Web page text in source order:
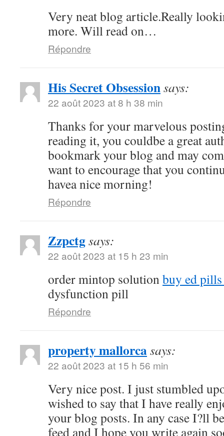
Very neat blog article.Really
more. Will read on…
Répondre
His Secret Obsessionsays:
22 août 2023 at 8 h 38 min
Thanks for your marvelous
reading it, you couldbe a great
bookmark your blog and may
want to encourage that you
havea nice morning!
Répondre
Zzpctgsays:
22 août 2023 at 15 h 23 min
order mintop solutionbuy ed pills
dysfunction pill
Répondre
property mallorcasays:
22 août 2023 at 15 h 56 min
Very nice post. I just stumbled
wished to say that I have really
your blog posts. In any case I?ll
feed and I hope you write again